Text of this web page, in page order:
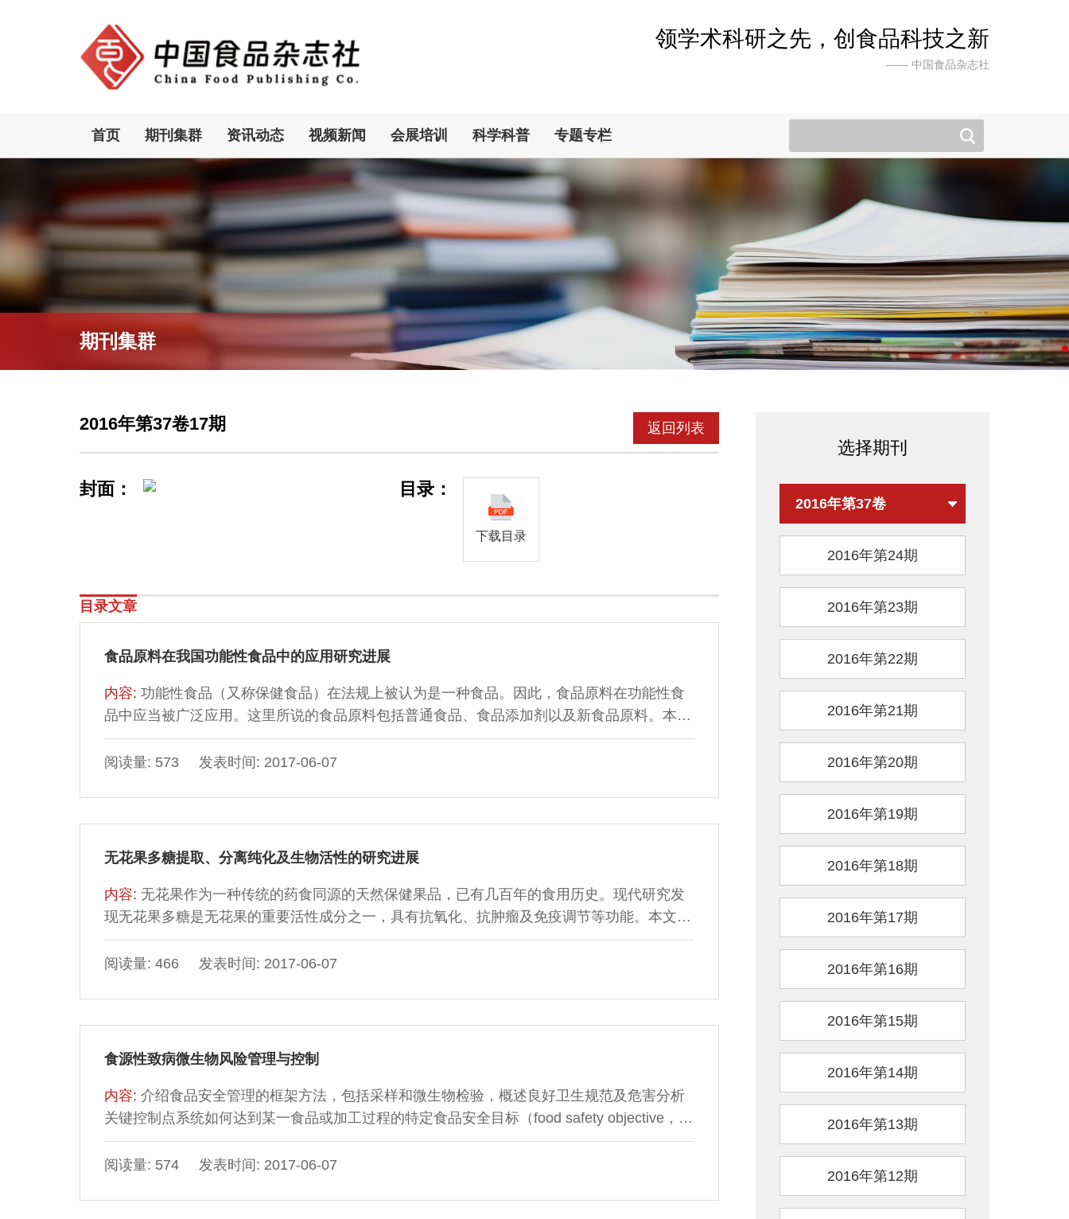
领学术科研之先，创食品科技之新
—— 中国食品杂志社
首页 期刊集群 资讯动态 视频新闻 会展培训 科学科普 专题专栏
期刊集群
2016年第37卷17期 返回列表
封面： 目录：
下载目录
目录文章
食品原料在我国功能性食品中的应用研究进展
内容: 功能性食品（又称保健食品）在法规上被认为是一种食品。因此，食品原料在功能性食
品中应当被广泛应用。这里所说的食品原料包括普通食品、食品添加剂以及新食品原料。本文
以国家食品药品监督管理总局数据查询网站为数据源，对2005-2013年审评通过的所有功能性
食品原辅料进行了统计，对普通食品原料、食品添加剂和新食品原料在这些产品中的应用频率
的应用比
阅读量: 573 发表时间: 2017-06-07
无花果多糖提取、分离纯化及生物活性的研究进展
内容: 无花果作为一种传统的药食同源的天然保健果品，已有几百年的食用历史。现代研究发
现无花果多糖是无花果的重要活性成分之一，具有抗氧化、抗肿瘤及免疫调节等功能。本文系
统综述了国内外最近十几年来关于无花果多糖提取、分离纯化、结构及生物活性的研究进展，
并指出当前无花果多糖研究中存在的不足以及下一步的研究方向。
阅读量: 466 发表时间: 2017-06-07
食源性致病微生物风险管理与控制
内容: 介绍食品安全管理的框架方法，包括采样和微生物检验，概述良好卫生规范及危害分析
关键控制点系统如何达到某一食品或加工过程的特定食品安全目标（food safety objective，
FSO）。FSO是企业在特定食品或食品操作中选择并实施控制危害的措施，为管理机构制定并
实施监督程序以评估企业采纳管理措施的适当性，以及在不同国家监督程序的等同性方面的定
阅读量: 574 发表时间: 2017-06-07
选择期刊
2016年第37卷
2016年第24期
2016年第23期
2016年第22期
2016年第21期
2016年第20期
2016年第19期
2016年第18期
2016年第17期
2016年第16期
2016年第15期
2016年第14期
2016年第13期
2016年第12期